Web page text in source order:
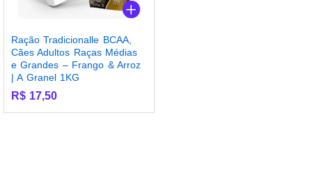
Ração Tradicionalle BCAA,
Cães Adultos Raças Médias
e Grandes – Frango & Arroz
| A Granel 1KG
R$ 17,50